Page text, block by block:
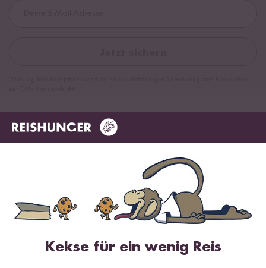
Mehr Rezepte mit Heller Rührkuchen
Backmischung
Kekse für ein wenig Reis